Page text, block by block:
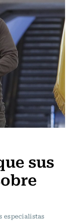
sus
especialistas